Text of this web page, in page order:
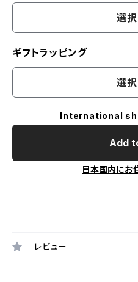
選
ギフトラッピング
選
International
Add
日本国内にお
レビュー